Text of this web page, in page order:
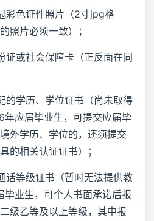
彩色证件照片（2寸jpg格
照片必须一致）；
证或社会保障卡（正反面在同
的学历、学位证书（尚未取得
应届毕业生，可提交应届毕
外学历、学位的，还须提交
的相关认证证书）；
话等级证书（暂时无法提供教
业生，可个人书面承诺后报
级乙等及以上等级，其中报